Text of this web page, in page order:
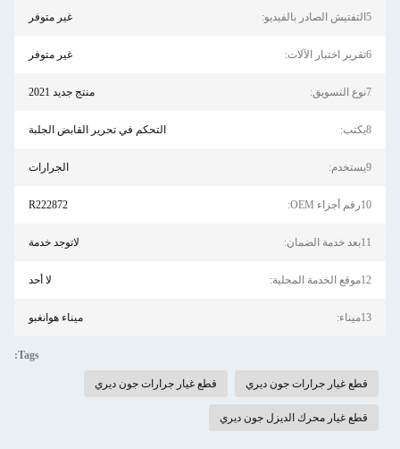
5التفتيش الصادر بالفيديو: غير متوفر
6تقرير اختبار الآلات: غير متوفر
7نوع التسويق: منتج جديد 2021
8يكتب: التحكم في تحرير القابض الجلبة
9يستخدم: الجرارات
10رقم أجزاء OEM: R222872
11بعد خدمة الضمان: لاتوجد خدمة
12موقع الخدمة المحلية: لا أحد
13ميناء: ميناء هوانغبو
Tags:
قطع غيار جرارات جون ديري قطع غيار جرارات جون ديري
قطع غيار محرك الديزل جون ديري